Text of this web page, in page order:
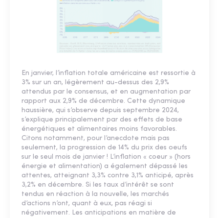
En janvier, l’inflation totale américaine est ressortie à
3% sur un an, légèrement au-dessus des 2,9%
attendus par le consensus, et en augmentation par
rapport aux 2,9% de décembre. Cette dynamique
haussière, qui s’observe depuis septembre 2024,
s’explique principalement par des effets de base
énergétiques et alimentaires moins favorables.
Citons notamment, pour l’anecdote mais pas
seulement, la progression de 14% du prix des oeufs
sur le seul mois de janvier ! L’inflation « coeur » (hors
énergie et alimentation) a également dépassé les
attentes, atteignant 3,3% contre 3,1% anticipé, après
3,2% en décembre. Si les taux d’intérêt se sont
tendus en réaction à la nouvelle, les marchés
d’actions n’ont, quant à eux, pas réagi si
négativement. Les anticipations en matière de